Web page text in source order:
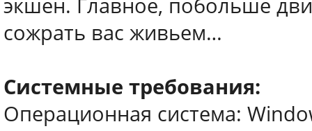
экшен. Главное, побольше
сожрать вас живьем…
Системные требования:
Операционная система: